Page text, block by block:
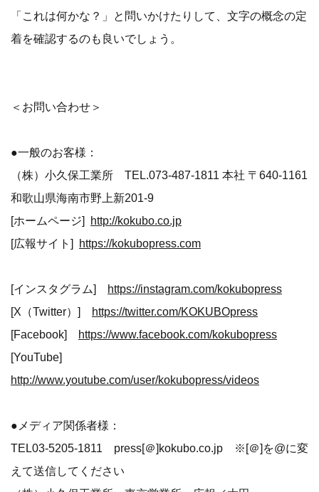
「これは何かな？」と問いかけたりして、文字の概念の定
着を確認するのも良いでしょう。
＜お問い合わせ＞
●一般のお客様：
（株）小久保工業所 TEL.073-487-1811 本社 〒640-1161
和歌山県海南市野上新201-9
[ホームページ] http://kokubo.co.jp
[広報サイト] https://kokubopress.com
[インスタグラム] https://instagram.com/kokubopress
[X（Twitter）] https://twitter.com/KOKUBOpress
[Facebook] https://www.facebook.com/kokubopress
[YouTube]
http://www.youtube.com/user/kokubopress/videos
●メディア関係者様：
TEL03-5205-1811 press[＠]kokubo.co.jp ※[＠]を@に変
えて送信してください